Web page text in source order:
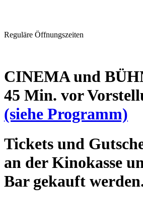
Reguläre Öffnungszeiten
CINEMA und
45 Min. vor
(siehe Programm)
Tickets und
an der Kinokasse
Bar gekauft